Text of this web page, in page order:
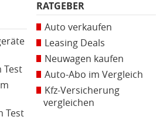
Test
Test
RATGEBER
Auto verkaufen
Leasing Deals
Neuwagen kaufen
Auto-Abo im Vergleich
Kfz-Versicherung
vergleichen